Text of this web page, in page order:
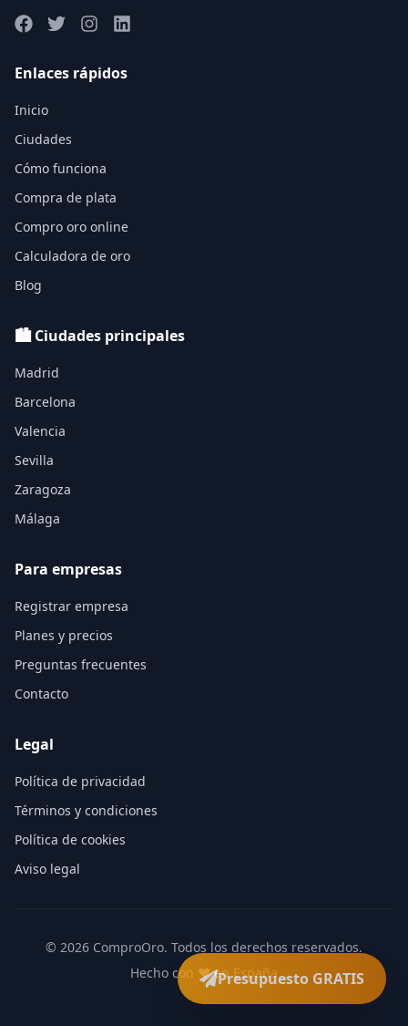
Presupuesto GRATIS
Enlaces rápidos
Inicio
Ciudades
Cómo funciona
Compra de plata
Compro oro online
Calculadora de oro
Blog
🏙️ Ciudades principales
Madrid
Barcelona
Valencia
Sevilla
Zaragoza
Málaga
Para empresas
Registrar empresa
Planes y precios
Preguntas frecuentes
Contacto
Legal
Política de privacidad
Términos y condiciones
Política de cookies
Aviso legal
© 2026 ComproOro. Todos los derechos reservados.
Hecho con ❤️ en España